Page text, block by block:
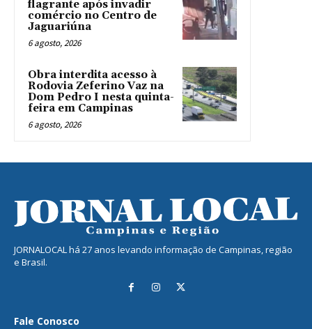
flagrante após invadir
comércio no Centro de
Jaguariúna
6 agosto, 2026
Obra interdita acesso à
Rodovia Zeferino Vaz na
Dom Pedro I nesta quinta-
feira em Campinas
6 agosto, 2026
JORNALOCAL há 27 anos levando informação de Campinas, região
e Brasil.
Fale Conosco